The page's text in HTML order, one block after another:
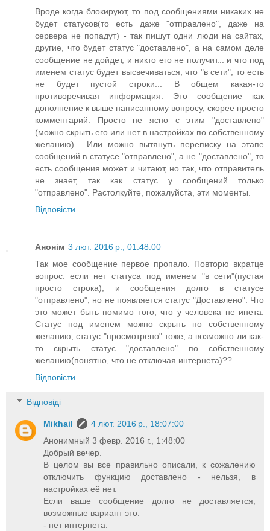
Вроде когда блокируют, то под сообщениями никаких не
будет статусов(то есть даже "отправлено", даже на
сервера не попадут) - так пишут одни люди на сайтах,
другие, что будет статус "доставлено", а на самом деле
сообщение не дойдет, и никто его не получит... и что под
именем статус будет высвечиваться, что "в сети", то есть
не будет пустой строки... В общем какая-то
противоречивая информация. Это сообщение как
дополнение к выше написанному вопросу, скорее просто
комментарий. Просто не ясно с этим "доставлено"
(можно скрыть его или нет в настройках по собственному
желанию)... Или можно вытянуть переписку на этапе
сообщений в статусе "отправлено", а не "доставлено", то
есть сообщения может и читают, но так, что отправитель
не знает, так как статус у сообщений только
"отправлено". Растолкуйте, пожалуйста, эти моменты.
Відповісти
Анонім 3 лют. 2016 р., 01:48:00
Так мое сообщение первое пропало. Повторю вкратце
вопрос: если нет статуса под именем "в сети"(пустая
просто строка), и сообщения долго в статусе
"отправлено", но не появляется статус "Доставлено". Что
это может быть помимо того, что у человека не инета.
Статус под именем можно скрыть по собственному
желанию, статус "просмотрено" тоже, а возможно ли как-
то скрыть статус "доставлено" по собственному
желанию(понятно, что не отключая интернета)??
Відповісти
Відповіді
Mikhail
4 лют. 2016 р., 18:07:00
Анонимный 3 февр. 2016 г., 1:48:00
Добрый вечер.
В целом вы все правильно описали, к сожалению
отключить функцию доставлено - нельзя, в
настройках её нет.
Если ваше сообщение долго не доставляется,
возможные вариант это:
- нет интернета.